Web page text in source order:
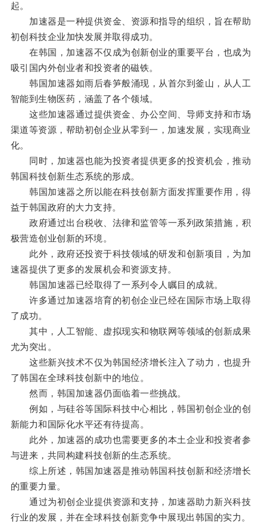
起。
加速器是一种提供资金、资源和指导的组织，旨在帮助
初创科技企业加快发展并取得成功。
在韩国，加速器不仅成为创新创业的重要平台，也成为
吸引国内外创业者和投资者的磁铁。
韩国加速器如雨后春笋般涌现，从首尔到釜山，从人工
智能到生物医药，涵盖了各个领域。
这些加速器通过提供资金、办公空间、导师支持和市场
渠道等资源，帮助初创企业从零到一，加速发展，实现商业
化。
同时，加速器也能为投资者提供更多的投资机会，推动
韩国科技创新生态系统的形成。
韩国加速器之所以能在科技创新方面发挥重要作用，得
益于韩国政府的大力支持。
政府通过出台税收、法律和监管等一系列政策措施，积
极营造创业创新的环境。
此外，政府还投资于科技领域的研发和创新项目，为加
速器提供了更多的发展机会和资源支持。
韩国加速器已经取得了一系列令人瞩目的成就。
许多通过加速器培育的初创企业已经在国际市场上取得
了成功。
其中，人工智能、虚拟现实和物联网等领域的创新成果
尤为突出。
这些新兴技术不仅为韩国经济增长注入了动力，也提升
了韩国在全球科技创新中的地位。
然而，韩国加速器仍面临着一些挑战。
例如，与硅谷等国际科技中心相比，韩国初创企业的创
新能力和国际化水平还有待提高。
此外，加速器的成功也需要更多的本土企业和投资者参
与进来，共同构建科技创新的生态系统。
综上所述，韩国加速器是推动韩国科技创新和经济增长
的重要力量。
通过为初创企业提供资源和支持，加速器助力新兴科技
行业的发展，并在全球科技创新竞争中展现出韩国的实力。